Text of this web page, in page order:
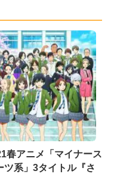
春アニメ「マイナース
ツ系」3タイトル『さ